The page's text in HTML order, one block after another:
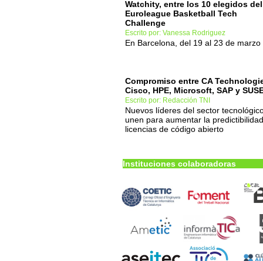
Watchity, entre los 10 elegidos del
Euroleague Basketball Tech
Challenge
Escrito por: Vanessa Rodriguez
En Barcelona, del 19 al 23 de marzo
Compromiso entre CA
Cisco, HPE, Microsoft, SAP y
Escrito por: Redacción TNI
Nuevos líderes del sector
unen para aumentar la
licencias de código abierto
Instituciones colaboradoras